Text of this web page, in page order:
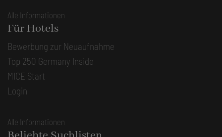
Alle Informationen
Für Hotels
Bewerbung zur Neuaufnahme
Top 250 Germany Inside
MICE Start
Login
Alle Informationen